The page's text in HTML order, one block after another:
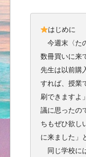
はじめに
今週末〈た
数冊買いに来
先生は以前購
すれば、授業
刷できますよ
議に思ったの
ちもぜひ欲し
に来ました」
同じ学校に